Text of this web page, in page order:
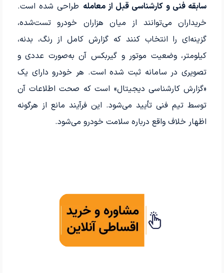
سابقه فنی و کارشناسی قبل از معامله طراحی شده است.
خریداران می‌توانند از میان هزاران خودرو تست‌شده،
گزینه‌ای را انتخاب کنند که گزارش کامل از رنگ، بدنه،
کیلومتر، وضعیت موتور و گیربکس آن به‌صورت عددی و
تصویری در سامانه ثبت شده است. هر خودرو دارای یک
«گزارش کارشناسی دیجیتال» است که صحت اطلاعات آن
توسط تیم فنی تأیید می‌شود. این فرآیند مانع از هرگونه
اظهار خلاف واقع درباره سلامت خودرو می‌شود.